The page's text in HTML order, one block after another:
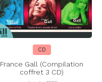
CD
France Gall (Compilation
coffret 3 CD)